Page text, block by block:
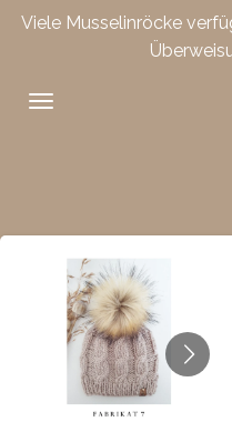
Zum
Viele Musselinröcke